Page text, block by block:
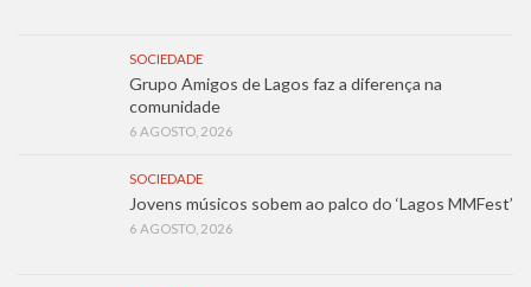
SOCIEDADE
Grupo Amigos de Lagos faz a diferença na
comunidade
6 AGOSTO, 2026
SOCIEDADE
Jovens músicos sobem ao palco do ‘Lagos MMFest’
6 AGOSTO, 2026